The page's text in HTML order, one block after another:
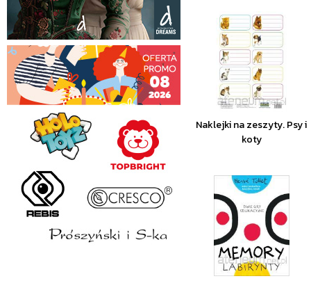
Naklejki na zeszyty. Psy i
koty